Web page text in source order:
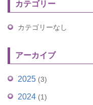
カテゴリー
カテゴリーなし
アーカイブ
2025 (3)
2024 (1)